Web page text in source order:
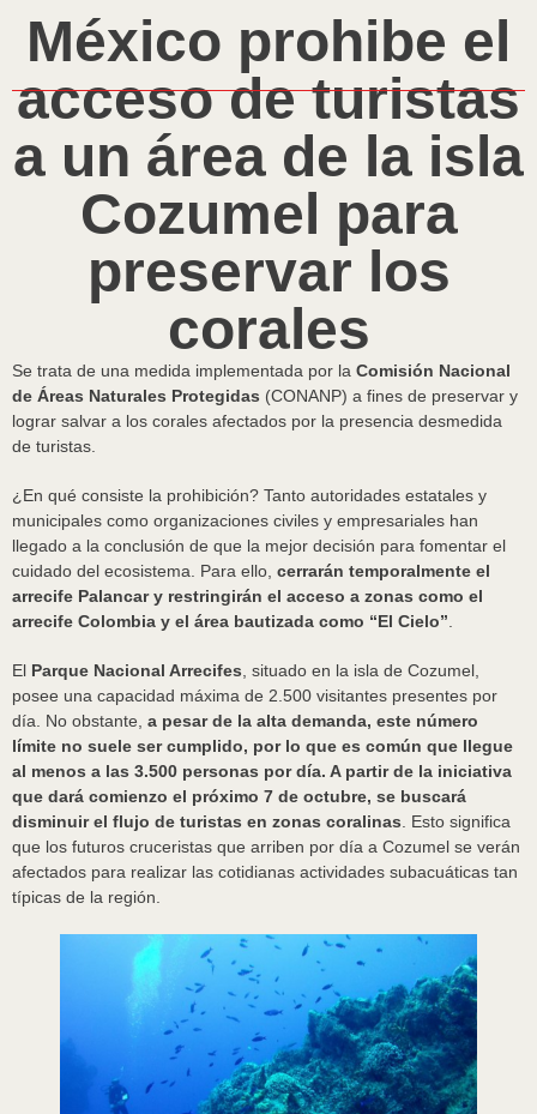
México prohibe el
acceso de turistas
a un área de la isla
Cozumel para
preservar los
corales
Se trata de una medida implementada por la Comisión Nacional
de Áreas Naturales Protegidas (CONANP) a fines de preservar y
lograr salvar a los corales afectados por la presencia desmedida
de turistas.
¿En qué consiste la prohibición? Tanto autoridades estatales y
municipales como organizaciones civiles y empresariales han
llegado a la conclusión de que la mejor decisión para fomentar el
cuidado del ecosistema. Para ello, cerrarán temporalmente el
arrecife Palancar y restringirán el acceso a zonas como el
arrecife Colombia y el área bautizada como “El Cielo”
El Parque Nacional Arrecifes , situado en la isla de Cozumel,
posee una capacidad máxima de 2.500 visitantes presentes por
día. No obstante, a pesar de la alta demanda, este número
límite no suele ser cumplido, por lo que es común que llegue
al menos a las 3.500 personas por día. A partir de la iniciativa
que dará comienzo el próximo 7 de octubre, se buscará
disminuir el flujo de turistas en zonas coralinas . Esto significa
que los futuros cruceristas que arriben por día a Cozumel se verán
afectados para realizar las cotidianas actividades subacuáticas tan
típicas de la región.